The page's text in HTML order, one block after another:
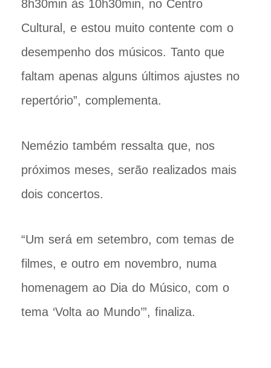
8h30min às 10h30min, no Centro
Cultural, e estou muito contente com o
desempenho dos músicos. Tanto que
faltam apenas alguns últimos ajustes no
repertório”, complementa.
Nemézio também ressalta que, nos
próximos meses, serão realizados mais
dois concertos.
“Um será em setembro, com temas de
filmes, e outro em novembro, numa
homenagem ao Dia do Músico, com o
tema ‘Volta ao Mundo’”, finaliza.